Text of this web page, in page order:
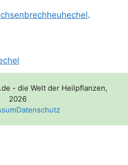
.
- die Welt der Heilpflanzen,
2026
Datenschutz